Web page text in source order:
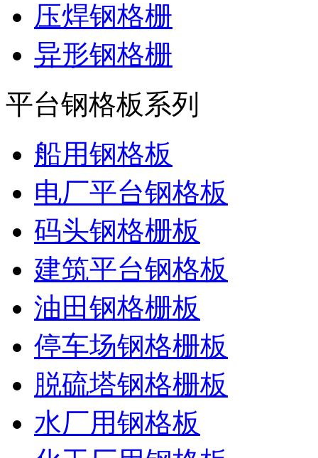
压焊钢格栅
异形钢格栅
平台钢格板系列
船用钢格板
电厂平台钢格板
码头钢格栅板
建筑平台钢格板
油田钢格栅板
停车场钢格栅板
脱硫塔钢格栅板
水厂用钢格板